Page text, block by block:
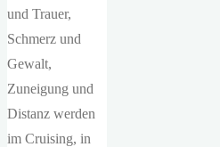
und Trauer,
Schmerz und
Gewalt,
Zuneigung und
Distanz werden
im Cruising, in